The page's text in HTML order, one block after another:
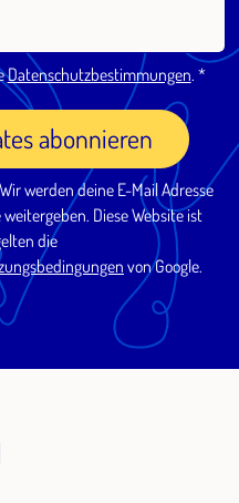
Datenschutzbestimmungen.
abonnieren
werden deine E-Mail Adresse
Diese Website ist
die
von Google.